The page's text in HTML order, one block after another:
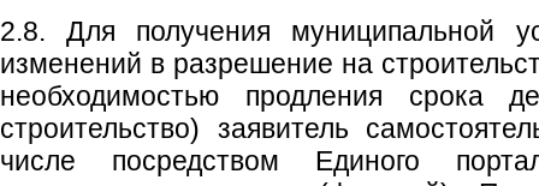
2.8. Для получения муниципальной
изменений в разрешение на
необходимостью продления срока
строительство) заявитель
числе посредством Единого